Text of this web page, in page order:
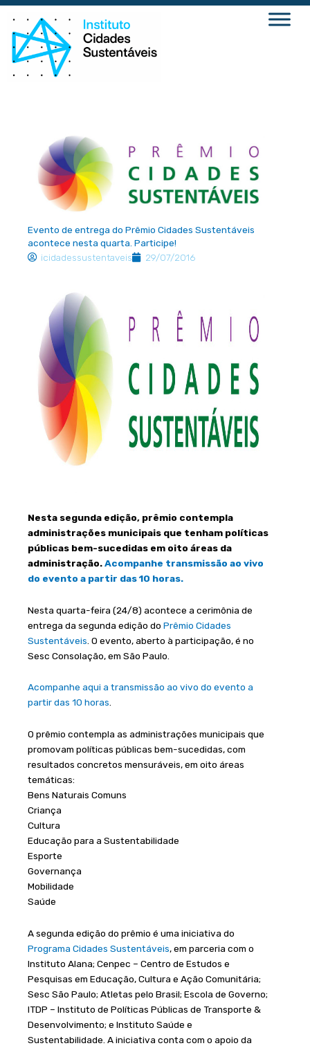
Ir
para
conteúdo
Evento de entrega do Prêmio Cidades Sustentáveis
acontece nesta quarta. Participe!
icidadessustentaveis
29/07/2016
Nesta segunda edição, prêmio contempla
administrações municipais que tenham políticas
públicas bem-sucedidas em oito áreas da
administração.Acompanhe transmissão ao vivo
do evento a partir das 10 horas.
Nesta quarta-feira (24/8) acontece a cerimônia de
entrega da segunda edição do Prêmio Cidades
Sustentáveis . O evento, aberto à participação, é no
Sesc Consolação, em São Paulo.
Acompanhe aqui a transmissão ao vivo do evento a
partir das 10 horas.
O prêmio contempla as administrações municipais que
promovam políticas públicas bem-sucedidas, com
resultados concretos mensuráveis, em oito áreas
temáticas:
Bens Naturais Comuns
Criança
Cultura
Educação para a Sustentabilidade
Esporte
Governança
Mobilidade
Saúde
A segunda edição do prêmio é uma iniciativa do
Programa Cidades Sustentáveis, em parceria com o
Instituto Alana; Cenpec – Centro de Estudos e
Pesquisas em Educação, Cultura e Ação Comunitária;
Sesc São Paulo; Atletas pelo Brasil; Escola de Governo;
ITDP – Instituto de Políticas Públicas de Transporte &
Desenvolvimento; e Instituto Saúde e
Sustentabilidade. A iniciativa conta com o apoio da